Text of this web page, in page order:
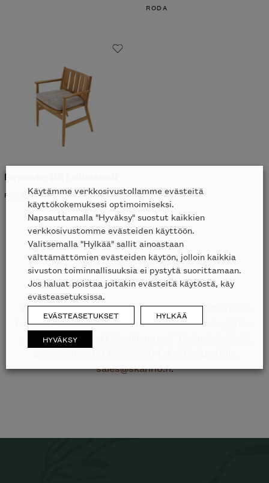
RODA
Levante 001 ulkotuoli
RODA
Etkö löytänyt etsimääsi?
Tiesithän, että kauttamme on mahdollista tilata
kaikkien edustamiemme merkkien tuotteita, jotka
eivät ole esillä nettisivuillamme? Tiedustele lisää
sales@skanno.fi.
Käytämme verkkosivustollamme evästeitä
käyttökokemuksesi optimoimiseksi.
Napsauttamalla "Hyväksy" suostut kaikkien
verkkosivustomme evästeiden käyttöön.
Valitsemalla "Hylkää" sallit ainoastaan
välttämättömien evästeiden käytön, jolloin kaikkia
sivuston toiminnallisuuksia ei pystytä suorittamaan.
Jos haluat poistaa joitakin evästeitä käytöstä, käy
evästeasetuksissa.
EVÄSTEASETUKSET HYLKÄÄ
HYVÄKSY